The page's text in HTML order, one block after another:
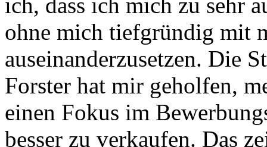
ohne mich tiefgründig mit
auseinanderzusetzen. Die
Forster hat mir geholfen,
einen Fokus im
besser zu verkaufen. Das